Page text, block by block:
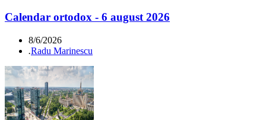
Calendar ortodox - 6 august 2026
8/6/2026
.Radu Marinescu